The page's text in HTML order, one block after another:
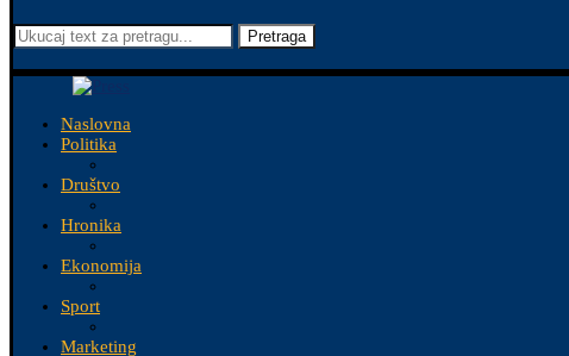
Pretraga
Naslovna
Politika
Društvo
Hronika
Ekonomija
Sport
Marketing